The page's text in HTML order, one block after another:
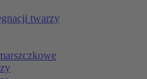
twarzy